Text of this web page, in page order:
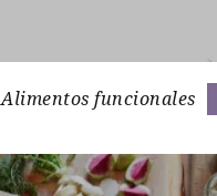
Alimentos funcionales